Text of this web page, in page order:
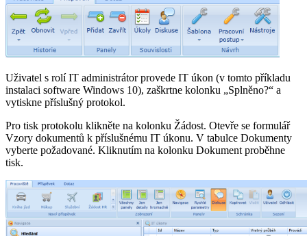
Uživatel s rolí IT administrátor provede IT úkon (v tomto příkladu
instalaci software Windows 10), zaškrtne kolonku „Splněno?“ a
vytiskne příslušný protokol.
Pro tisk protokolu klikněte na kolonku Žádost. Otevře se formulář
Vzory dokumentů k příslušnému IT úkonu. V tabulce Dokumenty
vyberte požadované. Kliknutím na kolonku Dokument proběhne
tisk.